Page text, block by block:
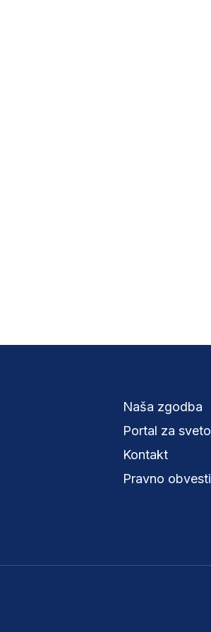
Naša zgodba
Portal za
Kontakt
Pravno